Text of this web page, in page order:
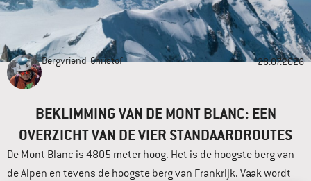
Bergvriend Christof 28.07.2026
BEKLIMMING VAN DE MONT BLANC: EEN
OVERZICHT VAN DE VIER STANDAARDROUTES
De Mont Blanc is 4805 meter hoog. Het is de hoogste berg van
de Alpen en tevens de hoogste berg van Frankrijk. Vaak wordt